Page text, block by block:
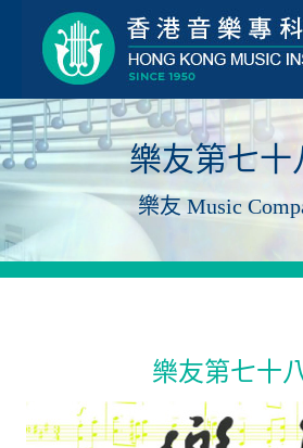
樂友第七十
樂友 Music
樂友第七十